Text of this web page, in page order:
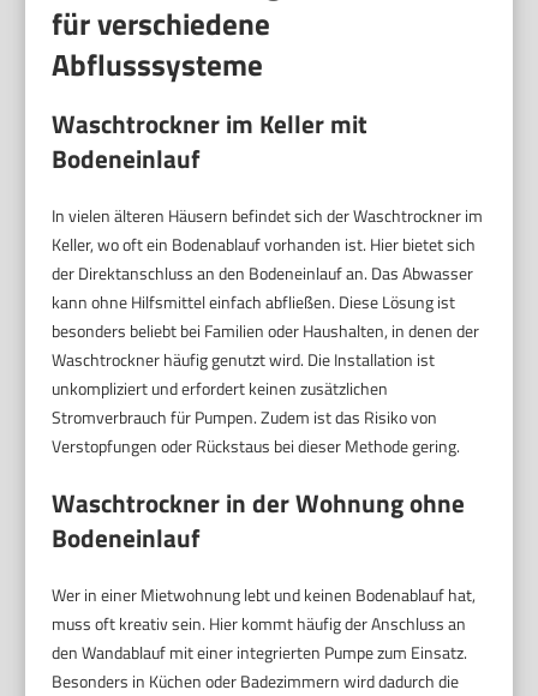
für verschiedene
Abflusssysteme
Waschtrockner im Keller mit
Bodeneinlauf
In vielen älteren Häusern befindet sich der Waschtrockner im
Keller, wo oft ein Bodenablauf vorhanden ist. Hier bietet sich
der Direktanschluss an den Bodeneinlauf an. Das Abwasser
kann ohne Hilfsmittel einfach abfließen. Diese Lösung ist
besonders beliebt bei Familien oder Haushalten, in denen der
Waschtrockner häufig genutzt wird. Die Installation ist
unkompliziert und erfordert keinen zusätzlichen
Stromverbrauch für Pumpen. Zudem ist das Risiko von
Verstopfungen oder Rückstaus bei dieser Methode gering.
Waschtrockner in der Wohnung ohne
Bodeneinlauf
Wer in einer Mietwohnung lebt und keinen Bodenablauf hat,
muss oft kreativ sein. Hier kommt häufig der Anschluss an
den Wandablauf mit einer integrierten Pumpe zum Einsatz.
Besonders in Küchen oder Badezimmern wird dadurch die